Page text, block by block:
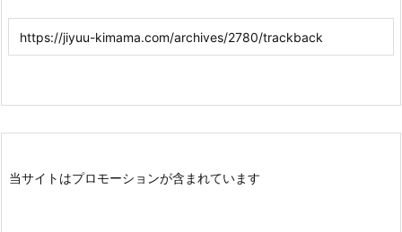
当サイトはプロモーションが含まれています